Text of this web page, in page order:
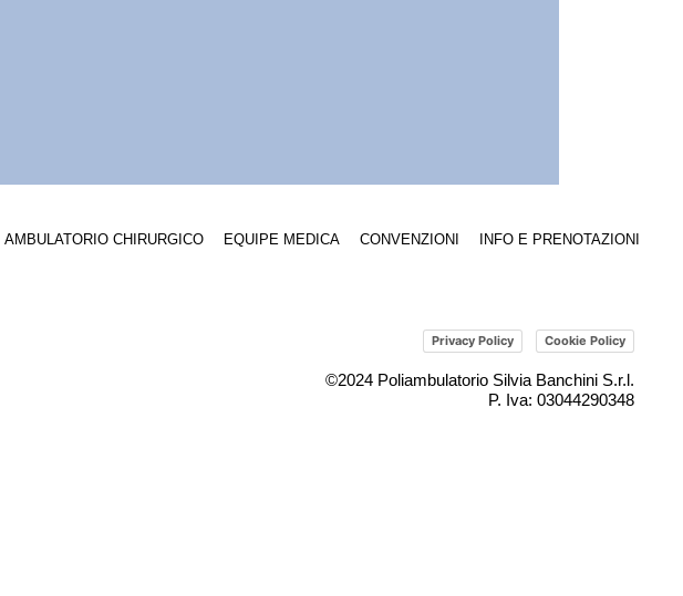
AMBULATORIO CHIRURGICO EQUIPE MEDICA CONVENZIONI INFO E PRENOTAZIONI
Privacy Policy Cookie Policy
©2024 Poliambulatorio Silvia Banchini S.r.l.
P. Iva: 03044290348